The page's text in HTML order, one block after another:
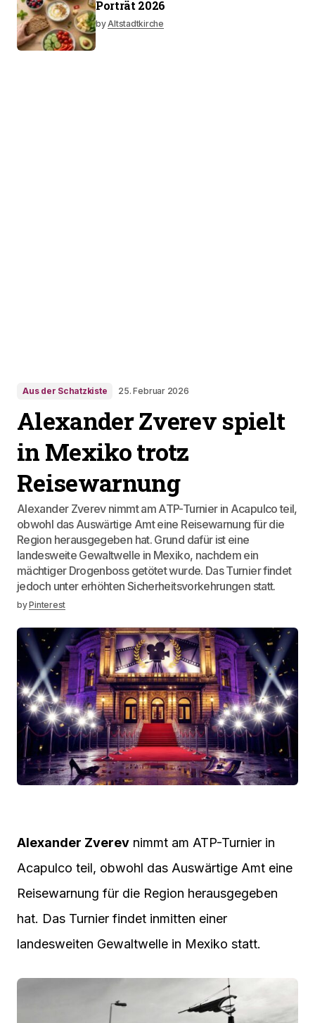
Porträt 2026
byAltstadtkirche
Aus der Schatzkiste 25. Februar 2026
Alexander Zverev spielt
in Mexiko trotz
Reisewarnung
Alexander Zverev nimmt am ATP-Turnier in Acapulco teil,
obwohl das Auswärtige Amt eine Reisewarnung für die
Region herausgegeben hat. Grund dafür ist eine
landesweite Gewaltwelle in Mexiko, nachdem ein
mächtiger Drogenboss getötet wurde. Das Turnier findet
jedoch unter erhöhten Sicherheitsvorkehrungen statt.
byPinterest
Alexander Zverev nimmt am ATP-Turnier in
Acapulco teil, obwohl das Auswärtige Amt eine
Reisewarnung für die Region herausgegeben
hat. Das Turnier findet inmitten einer
landesweiten Gewaltwelle in Mexiko statt.